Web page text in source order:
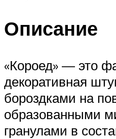
Описание
«Короед» — это
декоративная
бороздками на
образованными
гранулами в